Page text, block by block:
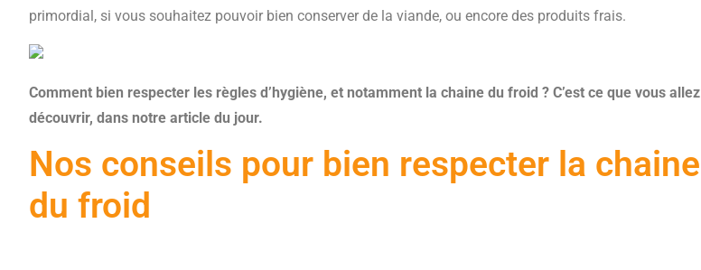
primordial, si vous souhaitez pouvoir bien conserver de la viande, ou encore des produits frais.
Comment bien respecter les règles d’hygiène, et notamment la chaine du froid ? C’est ce que vous allez
découvrir, dans notre article du jour.
Nos conseils pour bien respecter la chaine
du froid